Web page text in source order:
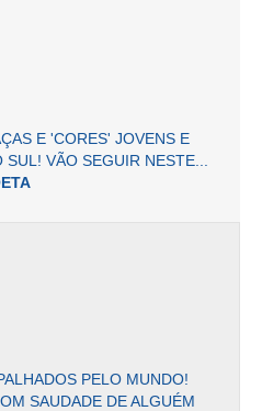
E 'CORES' JOVENS E
VÃO SEGUIR NESTE...
PELO MUNDO!
SAUDADE DE ALGUÉM